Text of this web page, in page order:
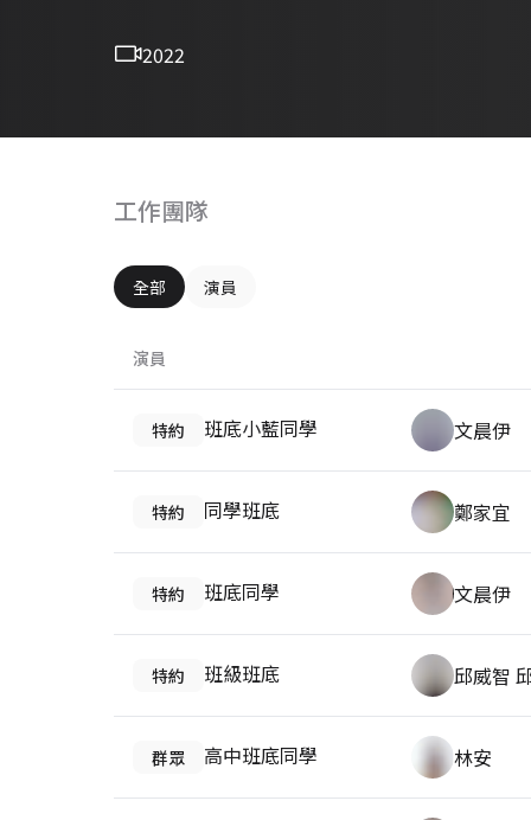
2022
工作團隊
全部 演員
演員
特約 班底小藍同學 文晨伊
特約 同學班底 鄭家宜
特約 班底同學 文晨伊
特約 班級班底 邱威智
群眾 高中班底同學 林安